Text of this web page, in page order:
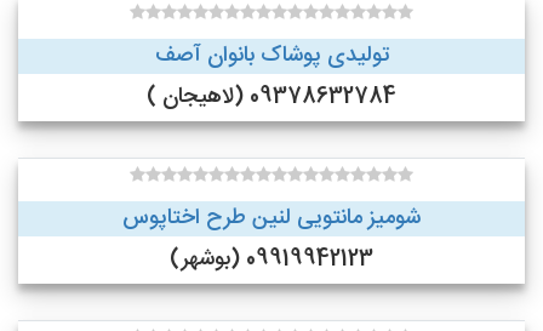
تولیدی پوشاک بانوان آصف
09378632784 (لاهیجان )
شومیز مانتویی لنین طرح اختاپوس
09919942123 (بوشهر)